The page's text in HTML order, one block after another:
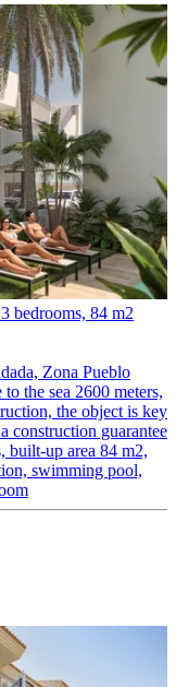
bedrooms, 84 m2
Zona Pueblo
the sea 2600 meters,
the object is key
construction guarantee
built-up area 84 m2,
swimming pool,